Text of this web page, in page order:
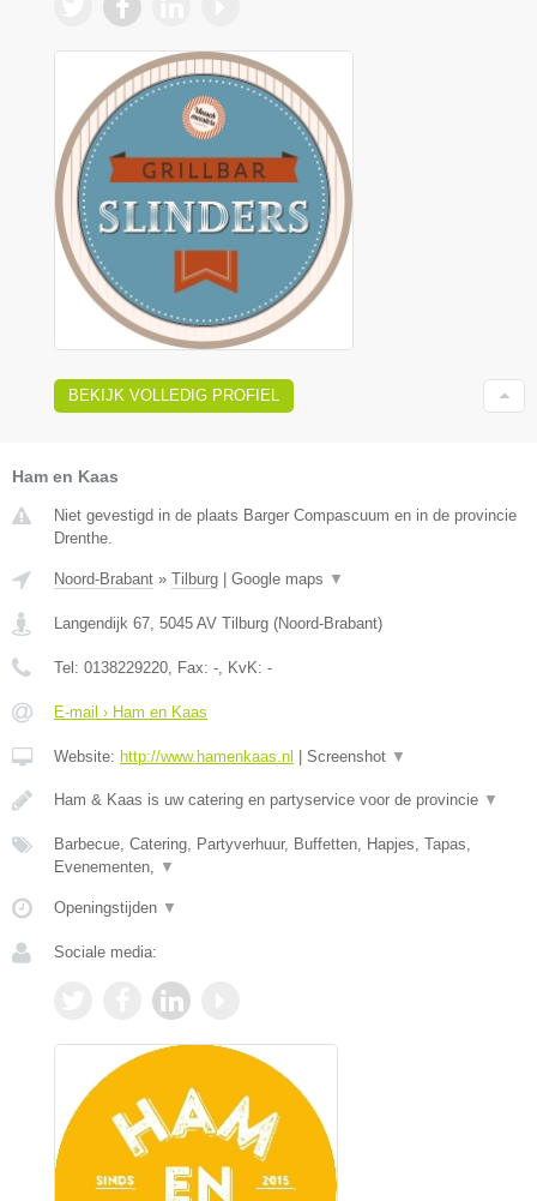
BEKIJK VOLLEDIG PROFIEL
Ham en Kaas
Niet gevestigd in de plaats Barger Compascuum en in de provincie
Drenthe.
Noord-Brabant » Tilburg Google maps ▼
Langendijk 67, 5045 AV Tilburg (Noord-Brabant)
Tel: 0138229220, Fax: -, KvK: -
E-mail › Ham en Kaas
Website: http://www.hamenkaas.nl Screenshot ▼
Ham & Kaas is uw catering en partyservice voor de provincie ▼
Barbecue, Catering, Partyverhuur, Buffetten, Hapjes, Tapas,
Evenementen, ▼
Openingstijden ▼
Sociale media: